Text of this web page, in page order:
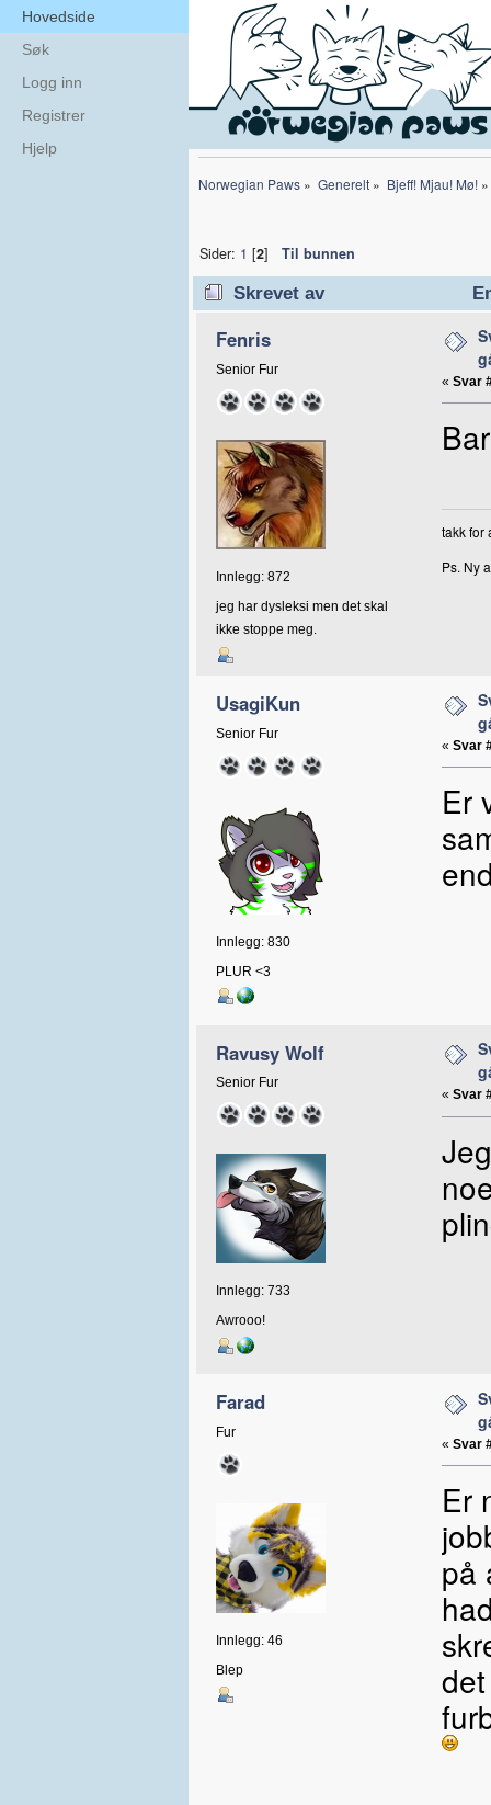
Hovedside
Søk
Logg inn
Registrer
Hjelp
Norwegian Paws » Generelt» Bjeff! Mjau! Mø!»
Sider: 1 [2] Til bunnen
Skrevet av
Fenris
Senior Fur
Innlegg: 872
jeg har dysleksi men det skal
ikke stoppe meg.
« Svar
takk for
Ps. Ny
UsagiKun
Senior Fur
Innlegg: 830
PLUR <3
« Svar
Er
Ravusy Wolf
Senior Fur
Innlegg: 733
Awrooo!
« Svar
Farad
Fur
Innlegg: 46
Blep
« Svar
Er
på